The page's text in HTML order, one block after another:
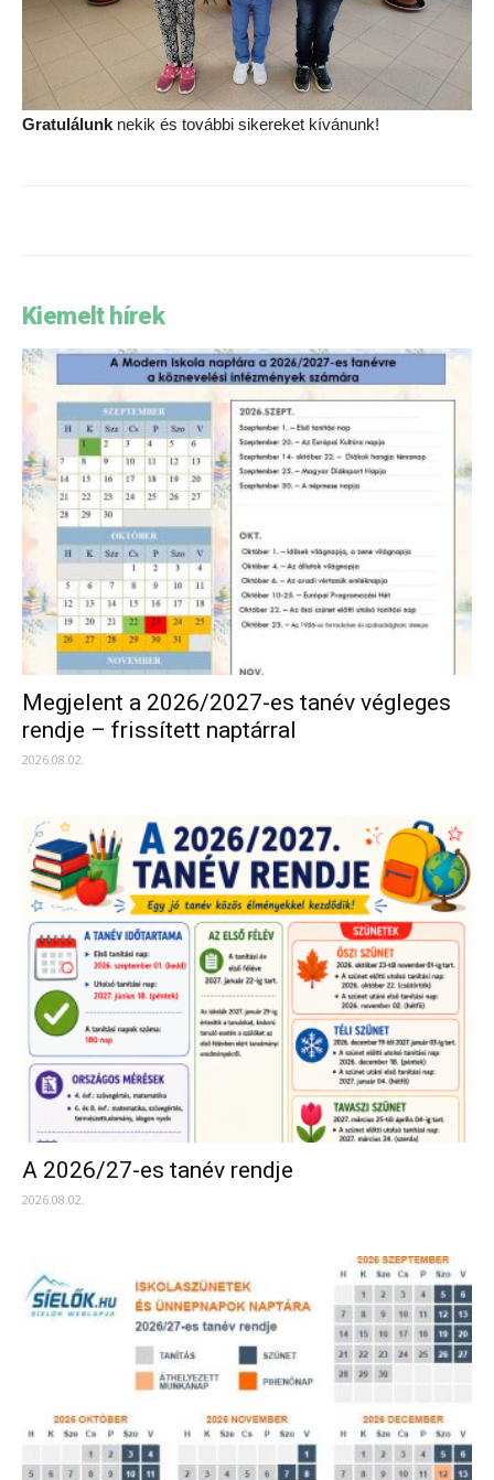
Gratulálunk nekik és további sikereket kívánunk!
Kiemelt hírek
Megjelent a 2026/2027-es tanév végleges
rendje – frissített naptárral
2026.08.02.
A 2026/27-es tanév rendje
2026.08.02.